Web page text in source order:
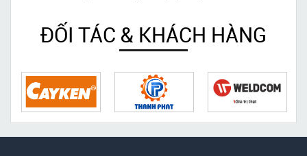
ĐỐI TÁC & KHÁCH HÀNG